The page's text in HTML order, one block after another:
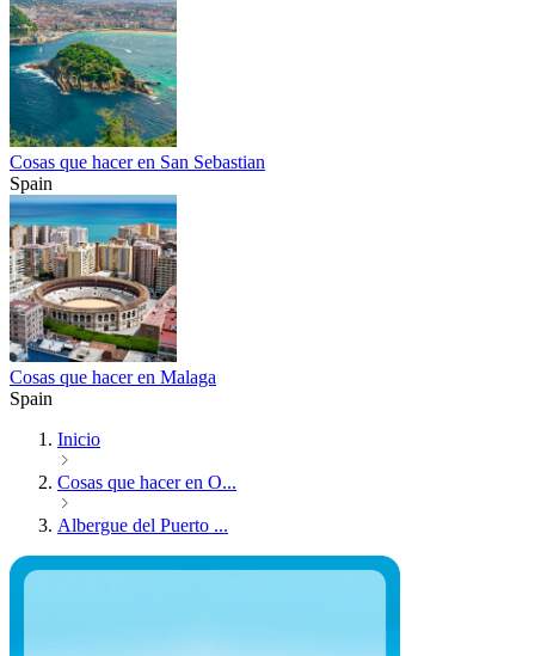
Cosas que hacer en San Sebastian
Spain
Cosas que hacer en Malaga
Spain
Inicio
Cosas que hacer en O...
Albergue del Puerto ...